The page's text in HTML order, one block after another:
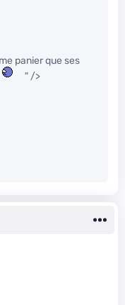
panier que ses
" />